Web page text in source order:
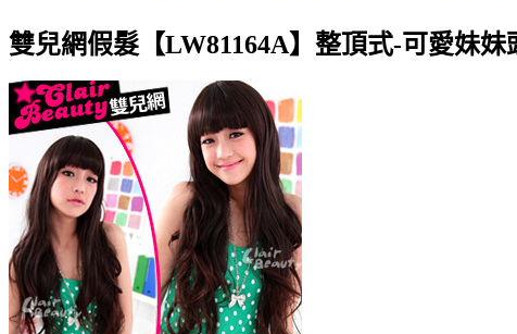
雙兒網假髮【LW81164A】整頂式-可愛妹妹